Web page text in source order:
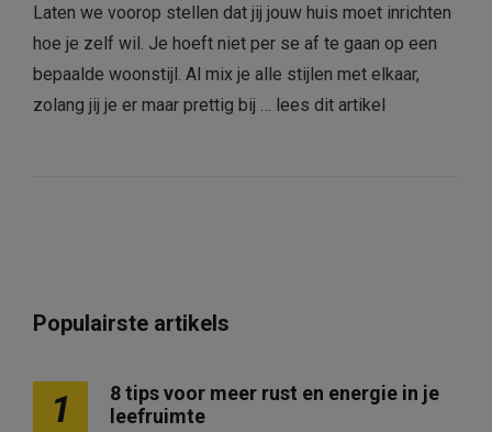
Laten we voorop stellen dat jij jouw huis moet inrichten
hoe je zelf wil. Je hoeft niet per se af te gaan op een
bepaalde woonstijl. Al mix je alle stijlen met elkaar,
zolang jij je er maar prettig bij … lees dit artikel
Populairste artikels
1
8 tips voor meer rust en energie in je
leefruimte